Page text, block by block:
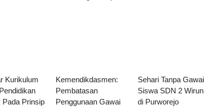
Kurikulum
Pada Prinsip
Kemendikdasmen:
Pembatasan
Penggunaan Gawai
Sehari Tanpa Gawai
Siswa SDN 2 Wirun
di Purworejo